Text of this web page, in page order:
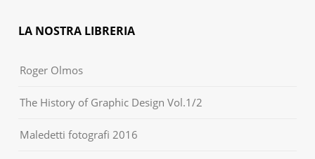
LA NOSTRA LIBRERIA
Roger Olmos
The History of Graphic Design Vol.1/2
Maledetti fotografi 2016